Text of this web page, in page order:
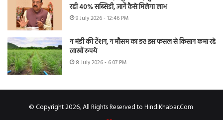
रही 40% सब्सिडी, जानें कैसे मिलेगा लाभ
9 July 2026 - 12:46 PM
न मंडी की टेंशन, न मौसम का डर! इस फसल से किसान कमा रहे
लाखों रुपये
8 July 2026 - 6:07 PM
© Copyright 2026, All Rights Reserved to HindiKhabar.Com